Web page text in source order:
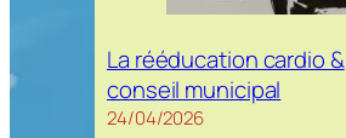
La rééducation cardio &
conseil municipal
24/04/2026